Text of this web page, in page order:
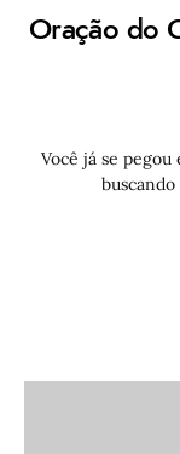
Oração do
Você já se